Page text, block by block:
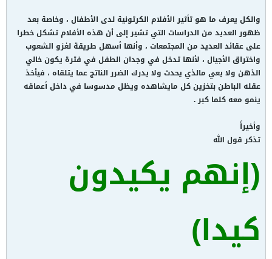
والكل يعرف ما هو تأثير الأفلام الكرتونية لدى الأطفال ، وخاصة بعد
ظهور العديد من الدراسات التي تشير إلى أن هذه الأفلام تشكل خطرا
على عقائد العديد من المجتمعات ، وأنها أسهل طريقة لغزو الشعوب
واختراق الأجيال ، لأنها تدخل في وجدان الطفل في فترة يكون خالي
الذهن ولا يعي مالذي يحدث ولا يدرك الضرر الناتج عما يتلقاه ، فيأخذ
عقله الباطن بتخزين كل مايشاهده ويظل مدسوسا في داخل أعماقه
ينمو معه كلما كبر .
وأخيراً
تذكر قول الله
(إنهم يكيدون
كيدا)